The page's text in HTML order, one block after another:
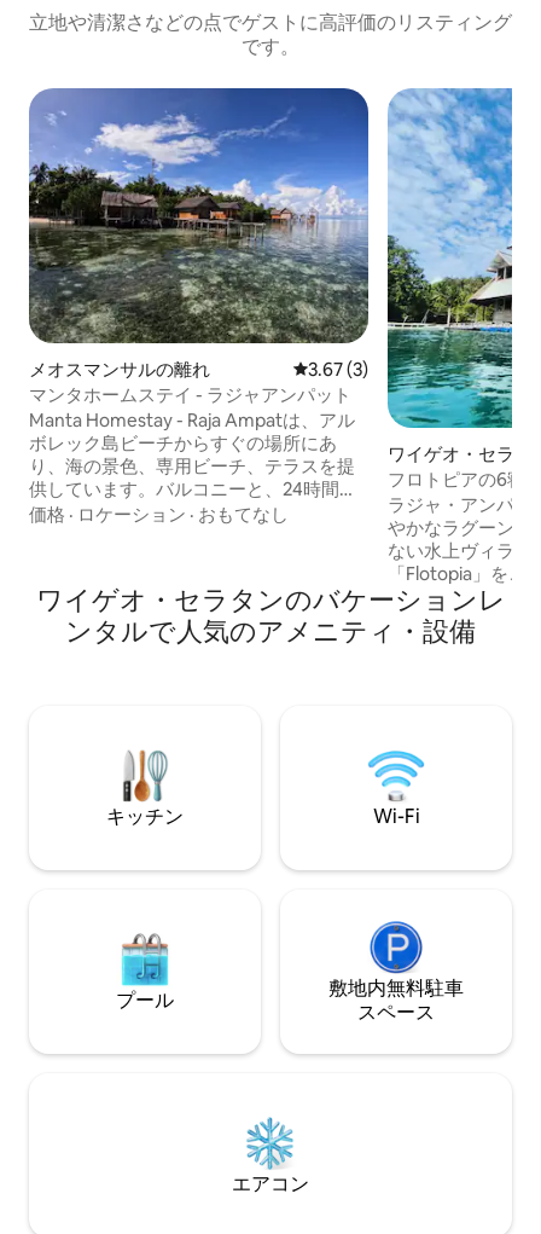
立地や清潔さなどの点でゲストに高評価のリスティング
です。
メオスマンサルの離れ レビュー3件、5つ星中3.67つ
3.67 (3)
マンタホームステイ - ラジャアンパット
Manta Homestay - Raja Ampatは、アル
ボレック島ビーチからすぐの場所にあ
り、海の景色、専用ビーチ、テラスを提
供しています。バルコニーと、24時間
365日セキュリティを備えた専用玄関があ
のコーヒーやバーベキューを楽しむこと
ができます。 朝食、昼食、夕食が含まれ
ており、シュノーケリング、釣り、散策
価格 · ロケーション · おもてなし
ワイゲオ・セラタ
フロトピアの6寝
ラジャ・アンパッ
やかなラグーンに
ない水上ヴィラ兼
「Flotopia」をご
ュアリーな6ベッ
界で最も手つかず
の中心部で、特
れない隠れ家で、
り戻しましょう。
ワイゲオ・セラタンのバケーションレ
ンタルで人気のアメニティ・設備
キッチン Wi-Fi
プール
敷地内無料駐⁠車
ス⁠ペ⁠ー⁠ス
エアコン